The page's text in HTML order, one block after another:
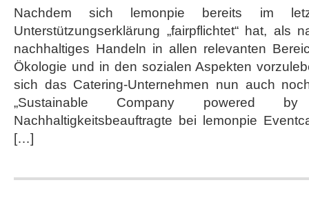
Nachdem sich lemonpie bereits im
Unterstützungserklärung „fairpflichtet“ hat, als
nachhaltiges Handeln in allen relevanten
Ökologie und in den sozialen Aspekten
sich das Catering-Unternehmen nun auch
„Sustainable Company powered by
Nachhaltigkeitsbeauftragte bei lemonpie
[…]